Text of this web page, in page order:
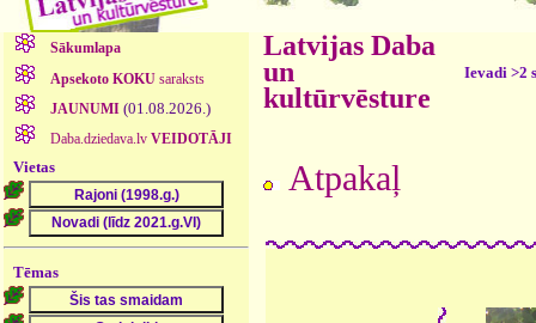
Sākumlapa
Apsekoto KOKUsaraksts
JAUNUMI (01.08.2026.)
Daba.dziedava.lv VEIDOTĀJI
Vietas
Tēmas
Latvijas Daba
un
kultūrvēsture
Ievadi >2
Atpakaļ